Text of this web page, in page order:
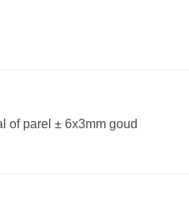
of parel ± 6x3mm goud